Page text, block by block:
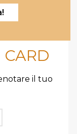
il tuo